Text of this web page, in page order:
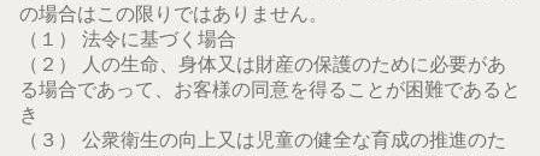
の場合はこの限りではありません。
（１） 法令に基づく場合
（２） 人の生命、身体又は財産の保護のために必要があ
る場合であって、お客様の同意を得ることが困難であると
き
（３） 公衆衛生の向上又は児童の健全な育成の推進のた